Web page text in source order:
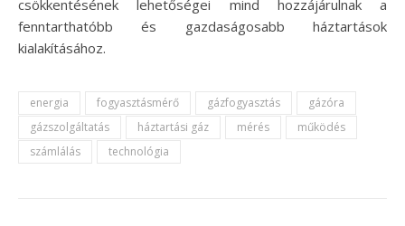
csökkentésének lehetőségei mind hozzájárulnak a
fenntarthatóbb és gazdaságosabb háztartások
kialakításához.
energia fogyasztásmérő gázfogyasztás
gázóra
gázszolgáltatás
háztartási gáz mérés
működés
számlálás
technológia